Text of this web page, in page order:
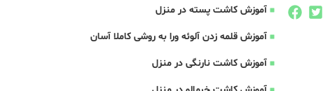
آموزش کاشت پسته در منزل
آموزش قلمه زدن آلوئه ورا به روشی کاملا آسان
آموزش کاشت نارنگی در منزل